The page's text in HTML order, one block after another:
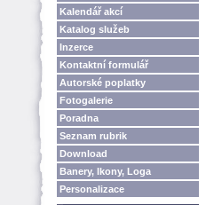
Kalendář akcí
Katalog služeb
Inzerce
Kontaktní formulář
Autorské poplatky
Fotogalerie
Poradna
Seznam rubrik
Download
Banery, Ikony, Loga
Personalizace